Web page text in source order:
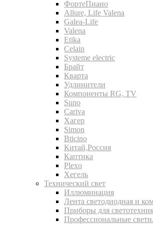
ФортеПиано
Allure, Life Valena
Galea-Life
Valena
Etika
Celain
Systeme electric
Брайт
Кварта
Удлинители
Компоненты RG, TV
Suno
Cariva
Хагер
Simon
Bticino
Китай,Россия
Каптика
Plexo
Хегель
Технический свет
Иллюминация
Лента светодиодная и
Приборы для
Профессиональные